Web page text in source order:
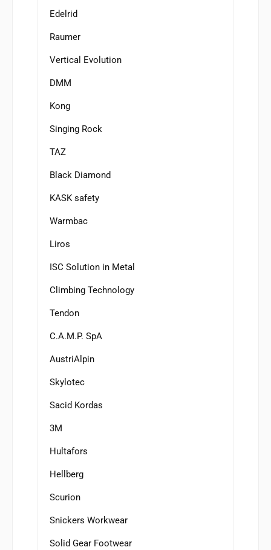
Edelrid
Raumer
Vertical Evolution
DMM
Kong
Singing Rock
TAZ
Black Diamond
KASK safety
Warmbac
Liros
ISC Solution in Metal
Climbing Technology
Tendon
C.A.M.P. SpA
AustriAlpin
Skylotec
Sacid Kordas
3M
Hultafors
Hellberg
Scurion
Snickers Workwear
Solid Gear Footwear